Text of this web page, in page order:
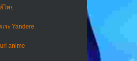
ไทย
เระ Yandere
anime